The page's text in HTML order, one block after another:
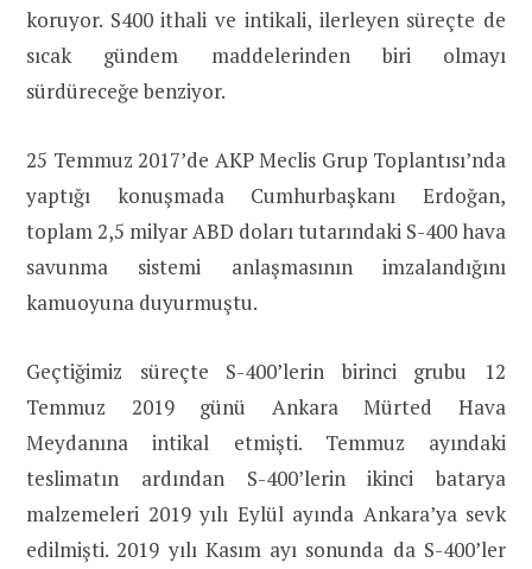
koruyor. S400 ithali ve intikali, ilerleyen süreçte de
sıcak gündem maddelerinden biri olmayı
sürdüreceğe benziyor.
25 Temmuz 2017’de AKP Meclis Grup Toplantısı’nda
yaptığı konuşmada Cumhurbaşkanı Erdoğan,
toplam 2,5 milyar ABD doları tutarındaki S-400 hava
savunma sistemi anlaşmasının imzalandığını
kamuoyuna duyurmuştu.
Geçtiğimiz süreçte S-400’lerin birinci grubu 12
Temmuz 2019 günü Ankara Mürted Hava
Meydanına intikal etmişti. Temmuz ayındaki
teslimatın ardından S-400’lerin ikinci batarya
malzemeleri 2019 yılı Eylül ayında Ankara’ya sevk
edilmişti. 2019 yılı Kasım ayı sonunda da S-400’ler